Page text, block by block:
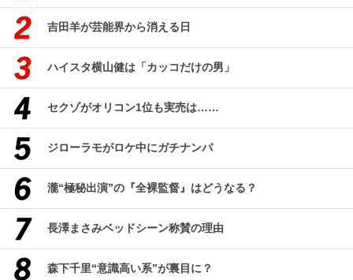
吉田羊が芸能界から消える日
ハイスタ横山健は「カッコだけの男」
セクゾがオリコン1位も実売は……
ジローラモがロケ中にガチナンパ
瀧“極秘出演”の『全裸監督』はどうなる？
長澤まさみベッドシーン称賛の理由
森下千里“意識高い系”が裏目に？